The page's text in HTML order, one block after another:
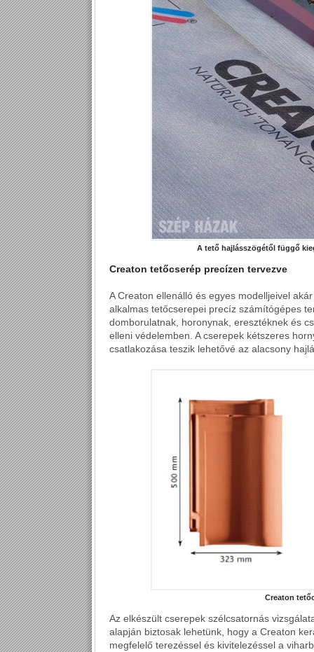
A tető hajlásszögétől függő
Creaton tetőcserép precízen tervezve
A Creaton ellenálló és egyes modelljeivel
alkalmas tetőcserepei precíz számítógépes
domborulatnak, horonynak, eresztéknek és
elleni védelemben. A cserepek kétszeres
csatlakozása teszik lehetővé az alacsony
Creaton
Az elkészült cserepek szélcsatornás
alapján biztosak lehetünk, hogy a Creaton
megfelelő terezéssel és kivitelezéssel a